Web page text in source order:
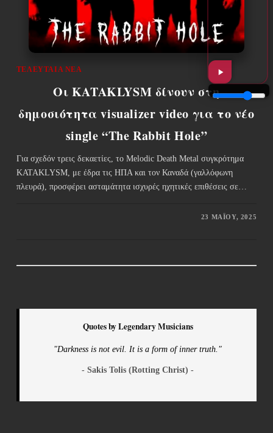
ΤΕΛΕΥΤΑΊΑ ΝΈΑ
Οι KATAKLYSM δίνουν στη
δημοσιότητα visualizer video για το νέο
single “The Rabbit Hole”
Για σχεδόν τρεις δεκαετίες, το Melodic Death Metal συγκρότημα
KATAKLYSM, με έδρα τις ΗΠΑ και τον Καναδά (γαλλόφωνη
πλευρά), προσφέρει ασταμάτητα ισχυρές ηχητικές επιθέσεις σε…
23 ΜΑΪ́ΟΥ, 2025
Quotes by Legendary Musicians
"Darkness is not evil. It is a form of inner truth."
- Sakis Tolis (Rotting Christ) -